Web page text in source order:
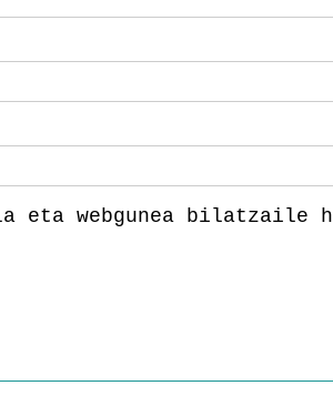
eta webgunea bilatzaile